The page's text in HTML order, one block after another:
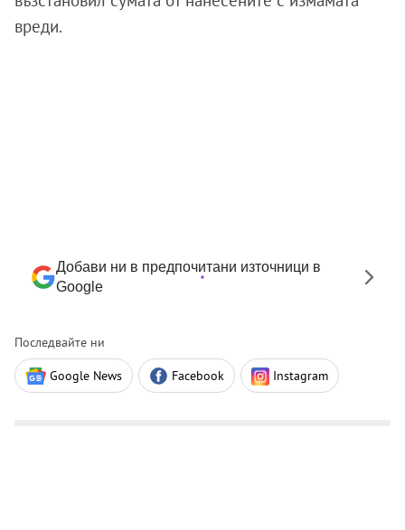
вреди.
Добави ни в предпочитани източници в
Google
Последвайте ни
Google News Facebook Instagram